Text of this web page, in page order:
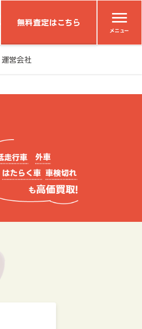
無料査定はこちら
メニュー
運営会社